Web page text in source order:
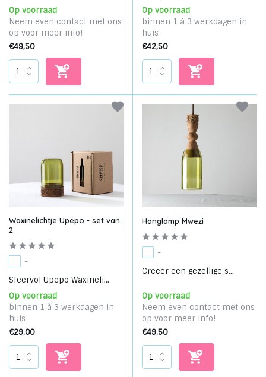
Op voorraad
Neem even contact met ons
op voor meer info!
€49,50
Op voorraad
binnen 1 à 3 werkdagen in
huis
€42,50
Waxinelichtje Upepo - set van
2
-
Sfeervol Upepo Waxineli...
Op voorraad
binnen 1 à 3 werkdagen in
huis
€29,00
Hanglamp Mwezi
-
Creëer een gezellige s...
Op voorraad
Neem even contact met ons
op voor meer info!
€49,50